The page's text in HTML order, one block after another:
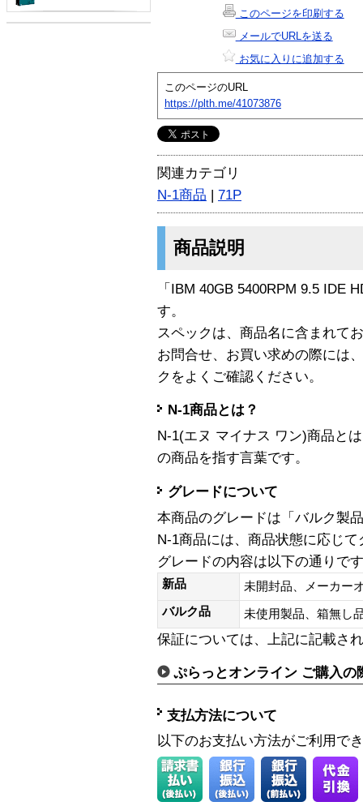
このページを印刷する
メールでURLを送る
お気に入りに追加する
このページのURL
https://plth.me/41073876
関連カテゴリ
N-1商品 | 71P
商品説明
「IBM 40GB 5400RPM 9.5 IDE
す。
スペックは、商品名に含まれて
お問合せ、お買い求めの際には
クをよくご確認ください。
N-1商品とは？
N-1(エヌ マイナス ワン)商品と
の商品を指す言葉です。
グレードについて
本商品のグレードは「バルク製
N-1商品には、商品状態に応じ
グレードの内容は以下の通りで
新品
未開封品、メーカー
バルク品
未使用製品、箱無
保証については、上記に記載さ
ぷらっとオンライン ご購入の
支払方法について
以下のお支払い方法がご利用で